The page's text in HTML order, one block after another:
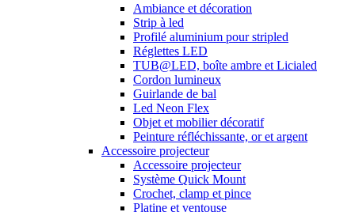
Ambiance et décoration
Strip à led
Profilé aluminium pour stripled
Réglettes LED
TUB@LED, boîte ambre et Licialed
Cordon lumineux
Guirlande de bal
Led Neon Flex
Objet et mobilier décoratif
Peinture réfléchissante, or et argent
Accessoire projecteur
Accessoire projecteur
Système Quick Mount
Crochet, clamp et pince
Platine et ventouse